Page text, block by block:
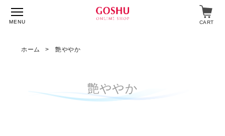
MENU CART
ホーム 艶ややか
艶ややか